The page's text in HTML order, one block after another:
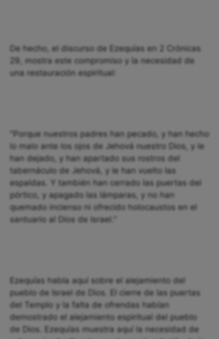
De hecho, el discurso de Ezequías en 2 Crónicas
29, mostra este compromiso y la necesidad de
una restauración espiritual:
"Porque nuestros padres han pecado, y han hecho
lo malo ante los ojos de Jehová nuestro Dios, y le
han dejado, y han apartado sus rostros del
tabernáculo de Jehová, y le han vuelto las
espaldas. Y también han cerrado las puertas del
pórtico, y apagado las lámparas, y no han
quemado incienso ni ofrecido holocaustos en el
santuario al Dios de Israel."
Ezequías habla aquí sobre el alejamiento del
pueblo de Israel de Dios. El cierre de las puertas
del Templo y la falta de ofrendas habían
demostrado el alejamiento espiritual del pueblo
de Dios. Ezequías muestra aquí la necesidad de